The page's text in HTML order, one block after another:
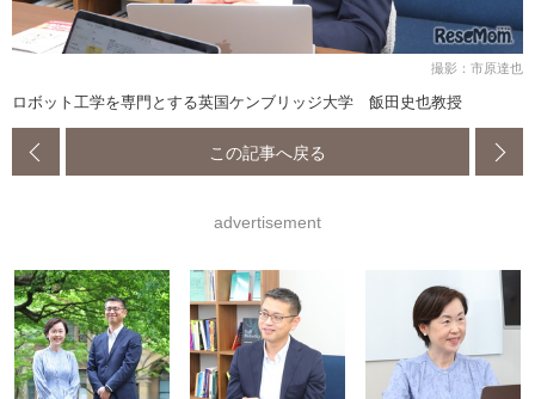
撮影：市原達也
ロボット工学を専門とする英国ケンブリッジ大学 飯田史也教授
この記事へ戻る
advertisement